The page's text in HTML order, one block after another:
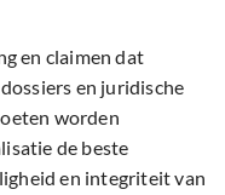
en claimen dat
en juridische
worden
de beste
en integriteit van